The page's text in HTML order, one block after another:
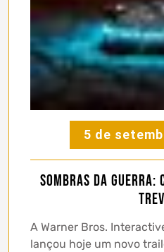
5 de
Sombras da Guerra:
A Warner Bros.
lançou hoje um novo